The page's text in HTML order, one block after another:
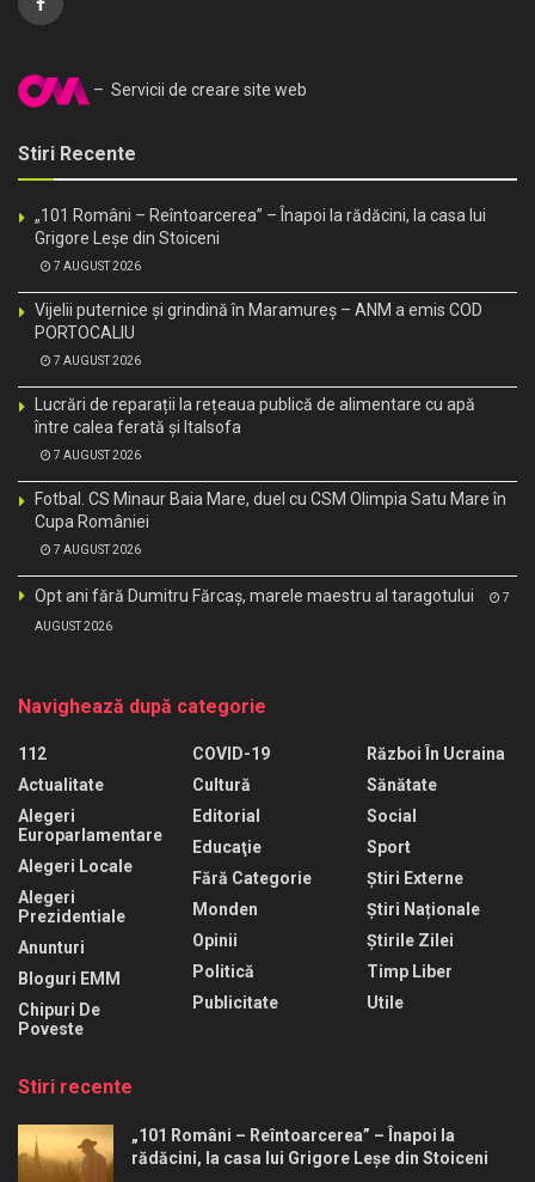
– Servicii de creare site web
Stiri Recente
„101 Români – Reîntoarcerea” – Înapoi la rădăcini, la casa lui
Grigore Leșe din Stoiceni
7 AUGUST 2026
Vijelii puternice și grindină în Maramureș – ANM a emis COD
PORTOCALIU
7 AUGUST 2026
Lucrări de reparații la rețeaua publică de alimentare cu apă
între calea ferată și Italsofa
7 AUGUST 2026
Fotbal. CS Minaur Baia Mare, duel cu CSM Olimpia Satu Mare în
Cupa României
7 AUGUST 2026
Opt ani fără Dumitru Fărcaș, marele maestru al taragotului 7
AUGUST 2026
Navighează după categorie
112
Actualitate
Alegeri
Europarlamentare
Alegeri Locale
Alegeri
Prezidentiale
Anunturi
Bloguri EMM
Chipuri De
Poveste
COVID-19
Cultură
Editorial
Educaţie
Fără Categorie
Monden
Opinii
Politică
Publicitate
Război În Ucraina
Sănătate
Social
Sport
Știri Externe
Știri Naționale
Știrile Zilei
Timp Liber
Utile
Stiri recente
„101 Români – Reîntoarcerea” – Înapoi la
rădăcini, la casa lui Grigore Leșe din Stoiceni